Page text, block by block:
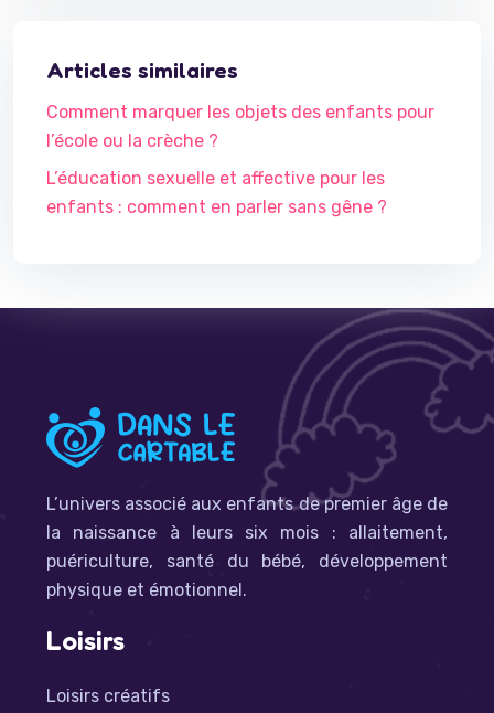
Articles similaires
Comment marquer les objets des enfants pour
l’école ou la crèche ?
L’éducation sexuelle et affective pour les
enfants : comment en parler sans gêne ?
L’univers associé aux enfants de premier âge de
la naissance à leurs six mois : allaitement,
puériculture, santé du bébé, développement
physique et émotionnel.
Loisirs
Loisirs créatifs